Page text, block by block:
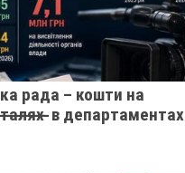
рада – кошти на
в департаментах